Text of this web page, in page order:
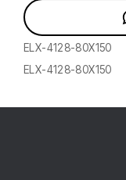
ELX-4128-80X150
ELX-4128-80X150